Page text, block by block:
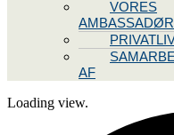
VORES
AF
Loading view.